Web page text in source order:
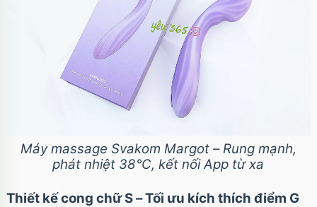
Máy massage Svakom Margot – Rung mạnh,
phát nhiệt 38°C, kết nối App từ xa
Thiết kế cong chữ S – Tối ưu kích thích điểm G